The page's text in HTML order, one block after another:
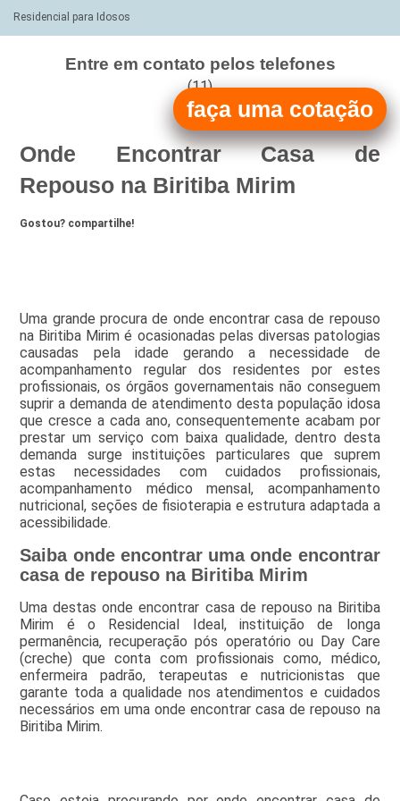
Residencial para Idosos
Entre em contato pelos telefones
(11)
(11)
Onde Encontrar Casa de
Repouso na Biritiba Mirim
Gostou? compartilhe!
Uma grande procura de onde encontrar casa de repouso
na Biritiba Mirim é ocasionadas pelas diversas patologias
causadas pela idade gerando a necessidade de
acompanhamento regular dos residentes por estes
profissionais, os órgãos governamentais não conseguem
suprir a demanda de atendimento desta população idosa
que cresce a cada ano, consequentemente acabam por
prestar um serviço com baixa qualidade, dentro desta
demanda surge instituições particulares que suprem
estas necessidades com cuidados profissionais,
acompanhamento médico mensal, acompanhamento
nutricional, seções de fisioterapia e estrutura adaptada a
acessibilidade.
Saiba onde encontrar uma onde encontrar
casa de repouso na Biritiba Mirim
Uma destas onde encontrar casa de repouso na Biritiba
Mirim é o Residencial Ideal, instituição de longa
permanência, recuperação pós operatório ou Day Care
(creche) que conta com profissionais como, médico,
enfermeira padrão, terapeutas e nutricionistas que
garante toda a qualidade nos atendimentos e cuidados
necessários em uma onde encontrar casa de repouso na
Biritiba Mirim.
faça uma cotação